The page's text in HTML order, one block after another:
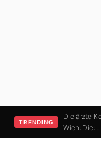
TRENDING
Die ärzte
Wien: Die:…